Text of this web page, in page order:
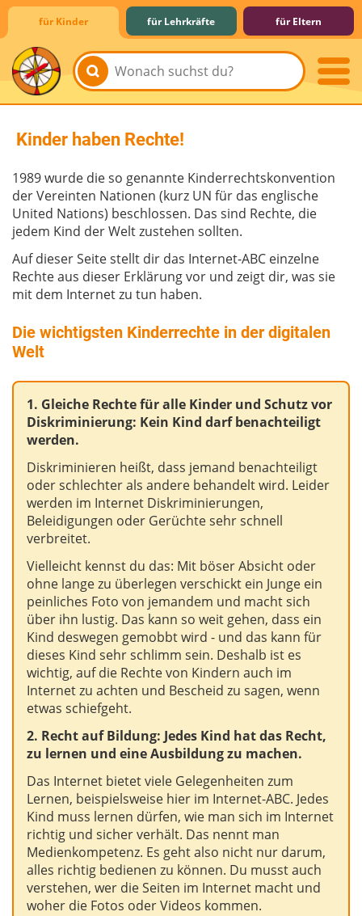
für Kinder für Lehrkräfte für Eltern
Lernen & Schule
Hobby & Freizeit
Spiel & Spaß
Mitreden & Mitmachen
Kinder haben Rechte!
1989 wurde die so genannte Kinderrechtskonvention
der Vereinten Nationen (kurz UN für das englische
United Nations) beschlossen. Das sind Rechte, die
jedem Kind der Welt zustehen sollten.
Auf dieser Seite stellt dir das Internet-ABC einzelne
Rechte aus dieser Erklärung vor und zeigt dir, was sie
mit dem Internet zu tun haben.
Die wichtigsten Kinderrechte in der digitalen
Welt
1. Gleiche Rechte für alle Kinder und Schutz vor
Diskriminierung: Kein Kind darf benachteiligt
werden.
Diskriminieren heißt, dass jemand benachteiligt
oder schlechter als andere behandelt wird. Leider
werden im Internet Diskriminierungen,
Beleidigungen oder Gerüchte sehr schnell
verbreitet.
Vielleicht kennst du das: Mit böser Absicht oder
ohne lange zu überlegen verschickt ein Junge ein
peinliches Foto von jemandem und macht sich
über ihn lustig. Das kann so weit gehen, dass ein
Kind deswegen gemobbt wird - und das kann für
dieses Kind sehr schlimm sein. Deshalb ist es
wichtig, auf die Rechte von Kindern auch im
Internet zu achten und Bescheid zu sagen, wenn
etwas schiefgeht.
2. Recht auf Bildung: Jedes Kind hat das Recht,
zu lernen und eine Ausbildung zu machen.
Das Internet bietet viele Gelegenheiten zum
Lernen, beispielsweise hier im Internet-ABC. Jedes
Kind muss lernen dürfen, wie man sich im Internet
richtig und sicher verhält. Das nennt man
Medienkompetenz. Es geht also nicht nur darum,
alles richtig bedienen zu können. Du musst auch
verstehen, wer die Seiten im Internet macht und
woher die Fotos oder Videos kommen.